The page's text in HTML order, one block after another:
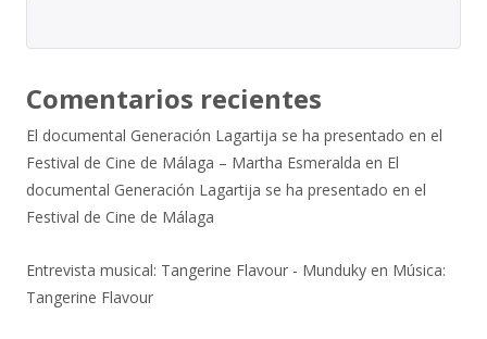
Comentarios recientes
El documental Generación Lagartija se ha presentado en el
Festival de Cine de Málaga – Martha Esmeralda en El
documental Generación Lagartija se ha presentado en el
Festival de Cine de Málaga
Entrevista musical: Tangerine Flavour - Munduky en Música:
Tangerine Flavour